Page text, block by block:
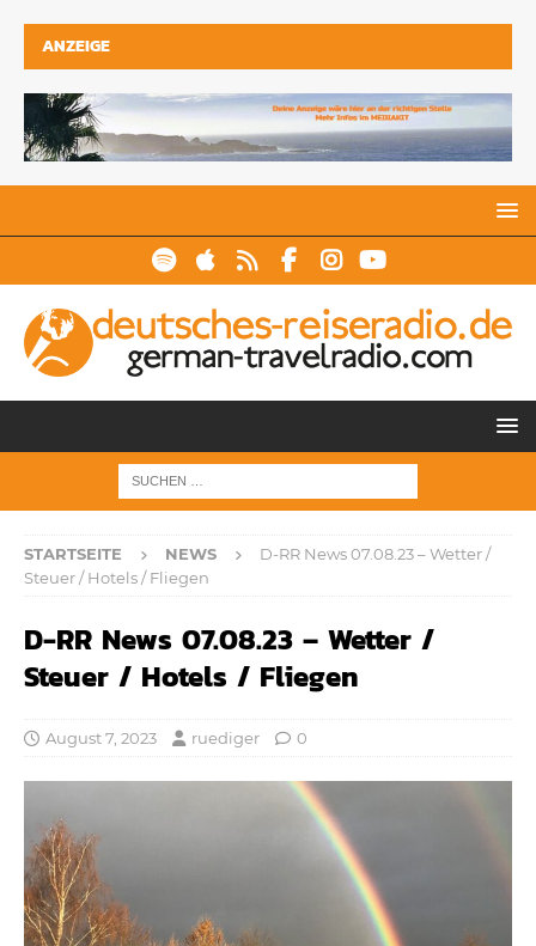
ANZEIGE
STARTSEITE NEWS
D-RR News 07.08.23 – Wetter /
Steuer / Hotels / Fliegen
D-RR News 07.08.23 – Wetter /
Steuer / Hotels / Fliegen
August 7, 2023 ruediger 0